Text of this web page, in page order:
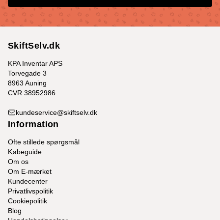
SkiftSelv.dk
KPA Inventar APS
Torvegade 3
8963 Auning
CVR 38952986
kundeservice@skiftselv.dk
Information
Ofte stillede spørgsmål
Købeguide
Om os
Om E-mærket
Kundecenter
Privatlivspolitik
Cookiepolitik
Blog